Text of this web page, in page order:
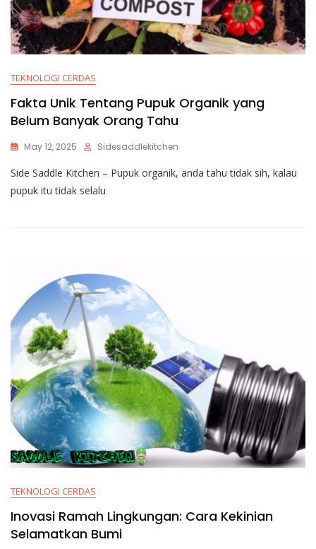
TEKNOLOGI CERDAS
Fakta Unik Tentang Pupuk Organik yang
Belum Banyak Orang Tahu
May 12, 2025 Sidesaddlekitchen
Side Saddle Kitchen – Pupuk organik, anda tahu tidak sih, kalau
pupuk itu tidak selalu
TEKNOLOGI CERDAS
Inovasi Ramah Lingkungan: Cara Kekinian
Selamatkan Bumi